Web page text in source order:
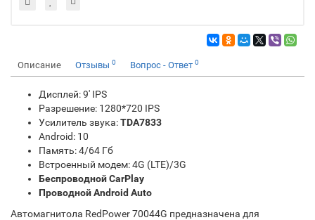
Описание Отзывы 0 Вопрос - Ответ 0
Дисплей: 9' IPS
Разрешение: 1280*720 IPS
Усилитель звука:TDA7833
Android: 10
Память: 4/64 Гб
Встроенный модем: 4G (LTE)/3G
Беспроводной CarPlay
Проводной Android Auto
Автомагнитола RedPower 70044G предназначена для